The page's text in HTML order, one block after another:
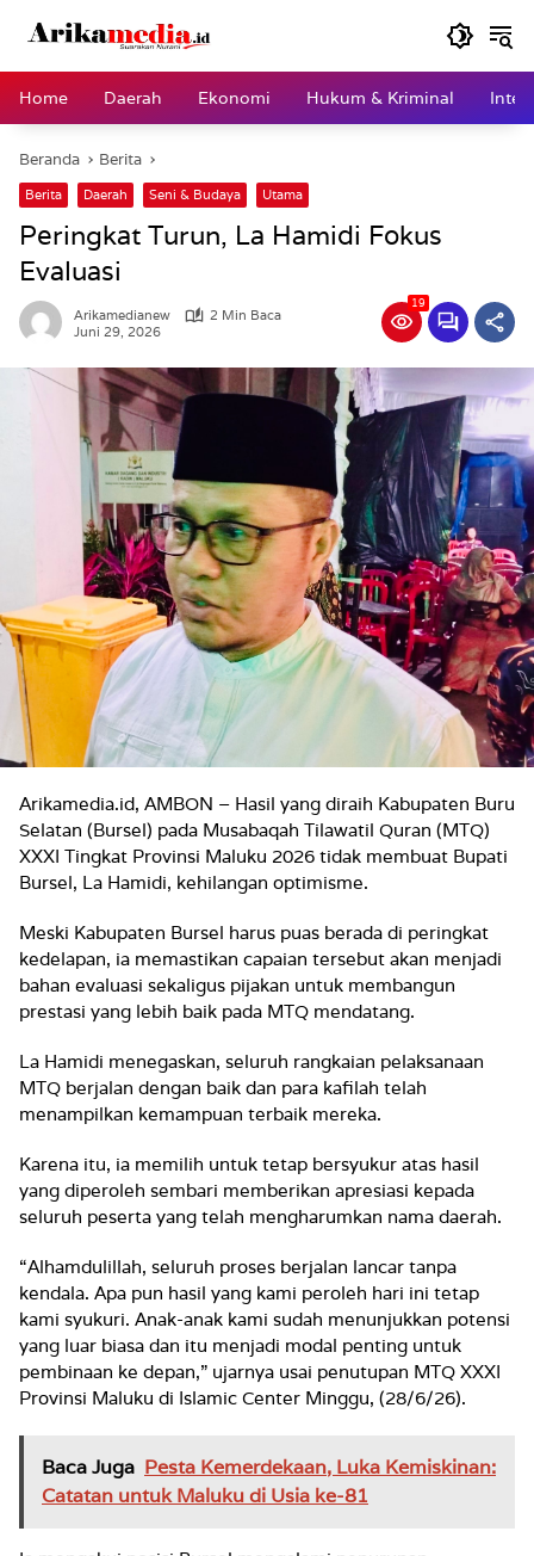
Home
Daerah Ekonomi Hukum & Kriminal
Beranda Berita
Berita Daerah Seni & Budaya Utama
Peringkat Turun, La Hamidi Fokus
Evaluasi
Arikamedianew
2 Min Baca
Juni 29, 2026
19
Arikamedia.id, AMBON – Hasil yang diraih Kabupaten Buru
Selatan (Bursel) pada Musabaqah Tilawatil Quran (MTQ)
XXXI Tingkat Provinsi Maluku 2026 tidak membuat Bupati
Bursel, La Hamidi, kehilangan optimisme.
Meski Kabupaten Bursel harus puas berada di peringkat
kedelapan, ia memastikan capaian tersebut akan menjadi
bahan evaluasi sekaligus pijakan untuk membangun
prestasi yang lebih baik pada MTQ mendatang.
La Hamidi menegaskan, seluruh rangkaian pelaksanaan
MTQ berjalan dengan baik dan para kafilah telah
menampilkan kemampuan terbaik mereka.
Karena itu, ia memilih untuk tetap bersyukur atas hasil
yang diperoleh sembari memberikan apresiasi kepada
seluruh peserta yang telah mengharumkan nama daerah.
“Alhamdulillah, seluruh proses berjalan lancar tanpa
kendala. Apa pun hasil yang kami peroleh hari ini tetap
kami syukuri. Anak-anak kami sudah menunjukkan potensi
yang luar biasa dan itu menjadi modal penting untuk
pembinaan ke depan,” ujarnya usai penutupan MTQ XXXI
Provinsi Maluku di Islamic Center Minggu, (28/6/26).
Baca Juga Pesta Kemerdekaan, Luka Kemiskinan:
Catatan untuk Maluku di Usia ke-81